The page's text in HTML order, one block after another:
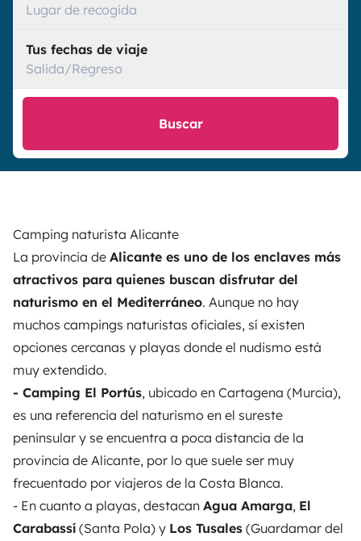
Lugar de recogida
Tus fechas de viaje
Salida/Regreso
Buscar
Camping naturista Alicante
La provincia de Alicante es uno de los enclaves más
atractivos para quienes buscan disfrutar del
naturismo en el Mediterráneo. Aunque no hay
muchos campings naturistas oficiales, sí existen
opciones cercanas y playas donde el nudismo está
muy extendido.
- Camping El Portús, ubicado en Cartagena (Murcia),
es una referencia del naturismo en el sureste
peninsular y se encuentra a poca distancia de la
provincia de Alicante, por lo que suele ser muy
frecuentado por viajeros de la Costa Blanca.
- En cuanto a playas, destacan Agua Amarga, El
Carabassí (Santa Pola) y Los Tusales (Guardamar del